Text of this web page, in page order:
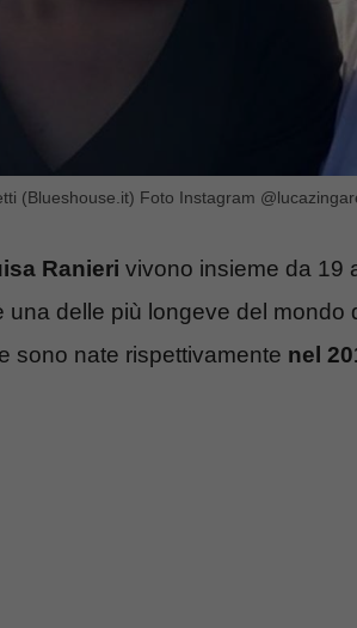
(Blueshouse.it) Foto Instagram
Ranieri vivono insieme da 19
una delle più longeve del
sono nate rispettivamente nel